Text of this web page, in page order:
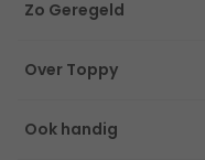
Zo Geregeld
Over Toppy
Ook handig